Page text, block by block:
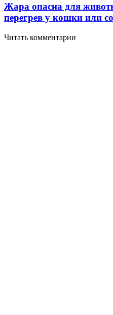
Жара опасна для
перегрев у кошки или
Читать комментарии